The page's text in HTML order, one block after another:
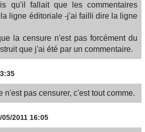
qu'il fallait que les commentaires
ligne éditoriale -j'ai failli dire la ligne
la censure n'est pas forcément du
que j'ai été par un commentaire.
n'est pas censurer, c'est tout comme.
05/2011 16:05